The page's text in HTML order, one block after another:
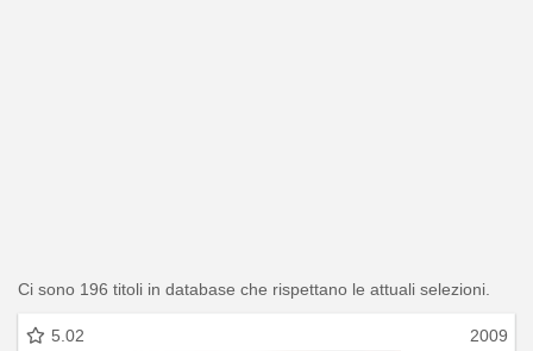
Ci sono 196 titoli in database che rispettano le attuali selezioni.
5.02 2009